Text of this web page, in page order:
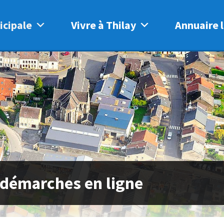
Vivre à Thilay Annuaire
en ligne